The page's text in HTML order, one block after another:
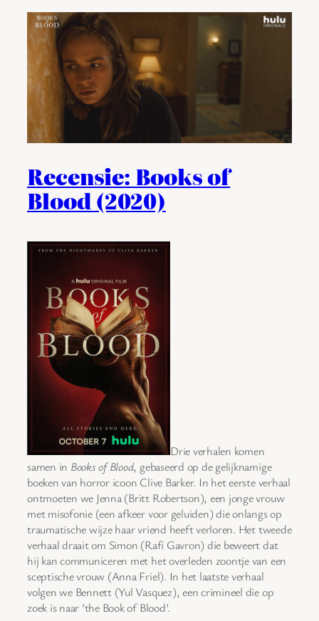
Recensie: Books of
Blood (2020)
Drie verhalen komen
samen in Books of Blood, gebaseerd op de gelijknamige
boeken van horror icoon Clive Barker. In het eerste verhaal
ontmoeten we Jenna (Britt Robertson), een jonge vrouw
met misofonie (een afkeer voor geluiden) die onlangs op
traumatische wijze haar vriend heeft verloren. Het tweede
verhaal draait om Simon (Rafi Gavron) die beweert dat
hij kan communiceren met het overleden zoontje van een
sceptische vrouw (Anna Friel). In het laatste verhaal
volgen we Bennett (Yul Vasquez), een crimineel die op
zoek is naar ’the Book of Blood’.